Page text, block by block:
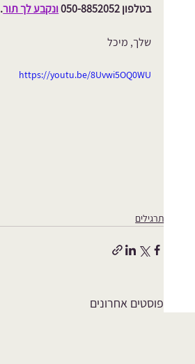
בטלפון 050-8852052
ונקבע לך תור.
שלך, מיכל
https://youtu.be/8Uvwi5OQ0WU
תרגילים
פוסטים אחרונים